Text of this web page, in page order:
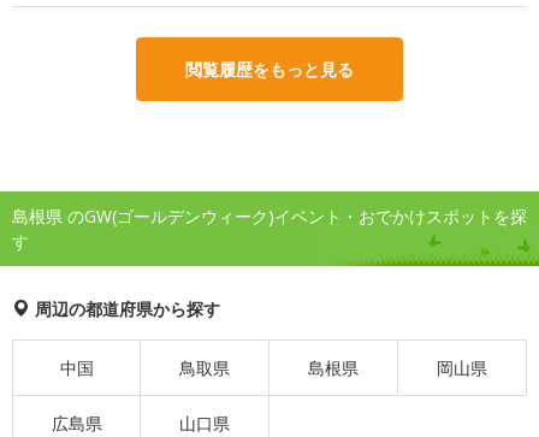
閲覧履歴をもっと見る
島根県 のGW(ゴールデンウィーク)イベント・おでかけスポットを探
す
周辺の都道府県から探す
中国 鳥取県 島根県 岡山県
広島県 山口県